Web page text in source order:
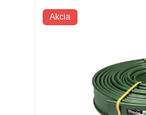
Zelený
BRADAS
Akcia